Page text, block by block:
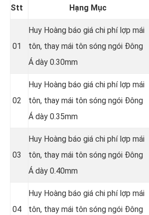
Stt Hạng Mục
01
Huy Hoàng báo giá chi phí lợp mái
tôn, thay mái tôn sóng ngói Đông
Á dày 0.30mm
02
Huy Hoàng báo giá chi phí lợp mái
tôn, thay mái tôn sóng ngói Đông
Á dày 0.35mm
03
Huy Hoàng báo giá chi phí lợp mái
tôn, thay mái tôn sóng ngói Đông
Á dày 0.40mm
04
Huy Hoàng báo giá chi phí lợp mái
tôn, thay mái tôn sóng ngói Đông